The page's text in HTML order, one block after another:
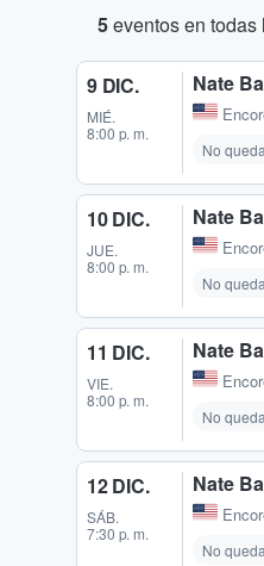
5eventos en
9 DIC.
MIÉ.
8:00 p. m.
Nate
No
10 DIC.
JUE.
8:00 p. m.
Nate
No
11 DIC.
VIE.
8:00 p. m.
Nate
No
12 DIC.
SÁB.
7:30 p. m.
Nate
No